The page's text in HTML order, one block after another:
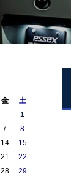
金 土
1
7
8
14
15
21
22
28
29